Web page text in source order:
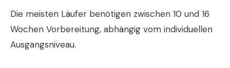
Die meisten Läufer benötigen zwischen 10 und 16
Wochen Vorbereitung, abhängig vom individuellen
Ausgangsniveau.